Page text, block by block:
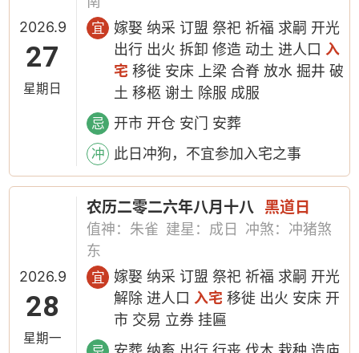
2026.9
27
星期日
宜
嫁娶 纳采 订盟 祭祀 祈福 求嗣 开光
出行 出火 拆卸 修造 动土 进人口 入
宅 移徙 安床 上梁 合脊 放水 掘井 破
土 移柩 谢土 除服 成服
忌 开市 开仓 安门 安葬
冲 此日冲狗，不宜参加入宅之事
2026.9
28
星期一
农历二零二六年八月十八 黑道日
值神：朱雀 建星：成日
冲煞：冲猪煞
东
宜
嫁娶 纳采 订盟 祭祀 祈福 求嗣 开光
解除 进人口入宅 移徙 出火 安床 开
市 交易 立券 挂匾